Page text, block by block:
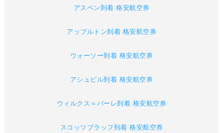
アスペン到着 格安航空券
アップルトン到着 格安航空券
ウォーソー到着 格安航空券
アシュビル到着 格安航空券
ウィルクス＝バーレ到着 格安航空券
スコッツブラッフ到着 格安航空券